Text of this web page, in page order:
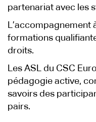
partenariat avec les
L’accompagnement
formations
droits.
Les ASL du CSC
pédagogie active,
savoirs des
pairs.